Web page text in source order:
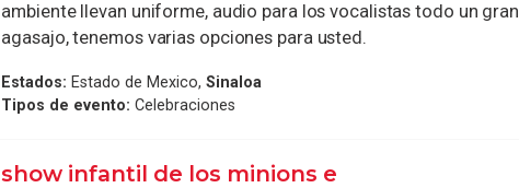
ambiente llevan uniforme, audio para los vocalistas todo un gran
agasajo, tenemos varias opciones para usted.
Estados: Estado de Mexico,Sinaloa
Tipos de evento: Celebraciones
show infantil de los minions e